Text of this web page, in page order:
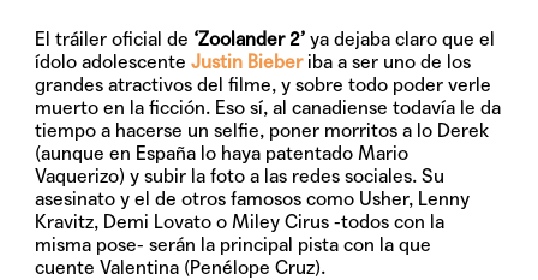
El tráiler oficial de ‘Zoolander 2’ ya dejaba claro que el
ídolo adolescenteJustin Bieberiba a ser uno de los
grandes atractivos del filme, y sobre todo poder verle
muerto en la ficción. Eso sí, al canadiense todavía le da
tiempo a hacerse un selfie, poner morritos a lo Derek
(aunque en España lo haya patentado Mario
Vaquerizo) y subir la foto a las redes sociales. Su
asesinato y el de otros famosos como Usher, Lenny
Kravitz, Demi Lovato oMiley Cirus -todos con la
misma pose- serán la principal pista con la que
cuente Valentina (Penélope Cruz).